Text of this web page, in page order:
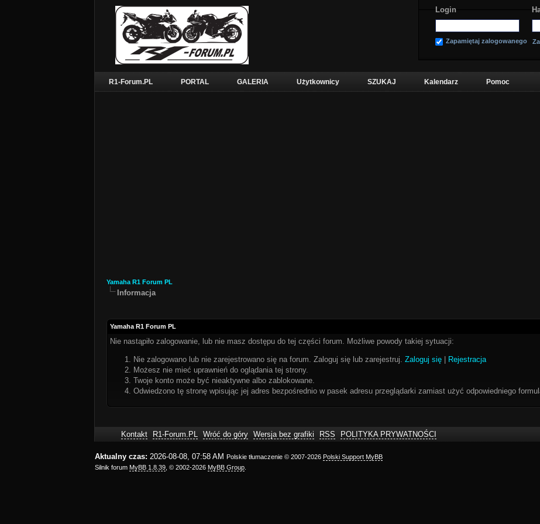
Login
Zapamiętaj zalogowanego
R1-Forum.PL PORTAL GALERIA Użytkownicy SZUKAJ Kalendarz Pomoc
Yamaha R1 Forum PL
Informacja
Yamaha R1 Forum PL
Nie nastąpiło zalogowanie, lub nie masz dostępu do tej części forum. Możliwe powody takiej sytuacji:
Nie zalogowano lub nie zarejestrowano się na forum. Zaloguj się lub zarejestruj. Zaloguj się
Rejestracja
Możesz nie mieć uprawnień do oglądania tej strony.
Twoje konto może być nieaktywne albo zablokowane.
Odwiedzono tę stronę wpisując jej adres bezpośrednio w pasek adresu przeglądarki zamiast użyć odpowiedniego
Kontakt R1-Forum.PL Wróć do góry Wersja bez grafiki RSS POLITYKA PRYWATNOŚCI
Aktualny czas: 2026-08-08, 07:58 AM Polskie tłumaczenie © 2007-2026 Polski Support MyBB
Silnik forum MyBB 1.8.39 , © 2002-2026 MyBB Group